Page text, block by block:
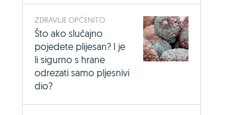
ZDRAVLJE OPĆENITO
Što ako slučajno
pojedete plijesan? I je
li sigurno s hrane
odrezati samo pljesnivi
dio?